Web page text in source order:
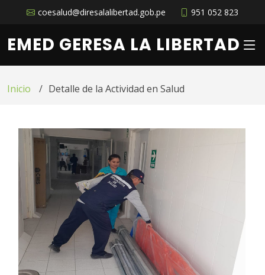
coesalud@diresalalibertad.gob.pe 951 052 823
EMED GERESA LA LIBERTAD
Inicio Detalle de la Actividad en Salud